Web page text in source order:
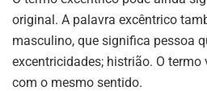
original. A palavra excêntrico
masculino, que significa pessoa
excentricidades; histrião. O termo
com o mesmo sentido.